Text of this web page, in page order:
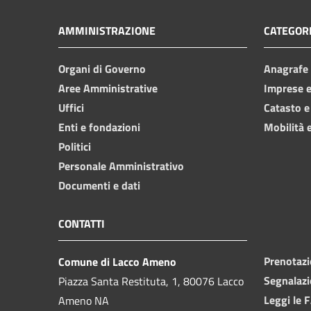
AMMINISTRAZIONE
Organi di Governo
Aree Amministrative
Uffici
Enti e fondazioni
Politici
Personale Amministrativo
Documenti e dati
Imprese
Catasto
Mobilità
CONTATTI
Comune di Lacco Ameno
Piazza Santa Restituta, 1, 80076 Lacco
Ameno NA
Leggi le